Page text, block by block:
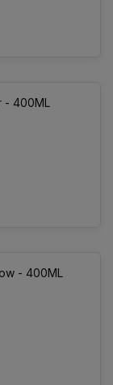
400ML
- 400ML